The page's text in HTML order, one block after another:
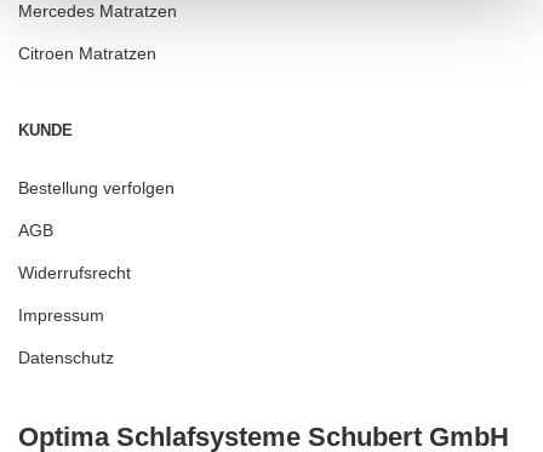
Mercedes Matratzen
Citroen Matratzen
KUNDE
Bestellung verfolgen
AGB
Widerrufsrecht
Impressum
Datenschutz
Optima Schlafsysteme Schubert GmbH